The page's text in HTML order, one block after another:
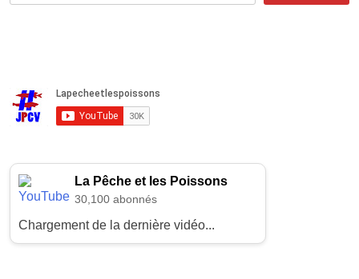
La Pêche et les Poissons
30,100 abonnés
Chargement de la dernière vidéo...